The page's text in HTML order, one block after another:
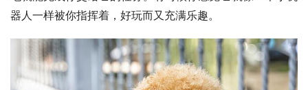
器人一样被你指挥着，好玩而又充满乐趣。